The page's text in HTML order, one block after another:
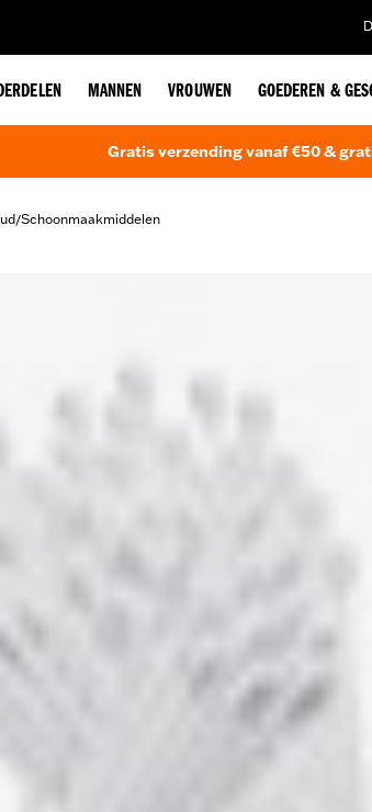
MANNEN VROUWEN GOEDEREN &
Gratis verzending vanaf €50 &
/Schoonmaakmiddelen